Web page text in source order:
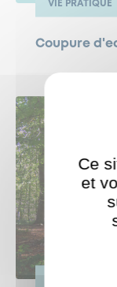
VIE PRATIQUE
Coupure
Ce
et